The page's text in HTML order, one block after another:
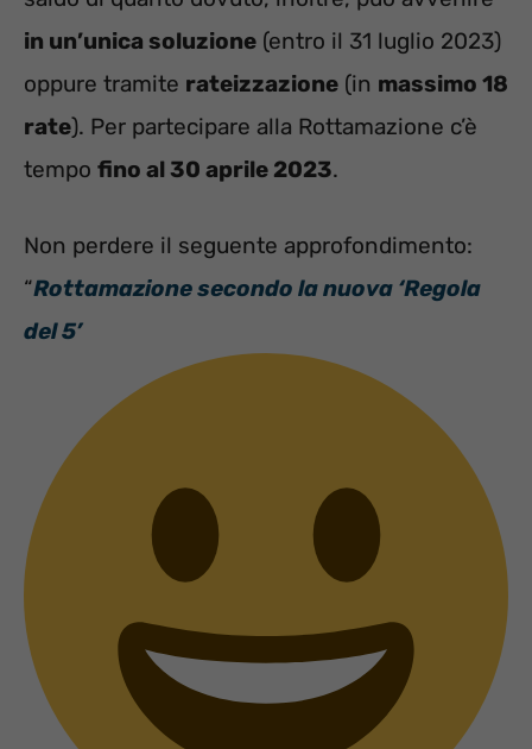
in un’unica soluzione (entro il 31 luglio 2023)
oppure tramite rateizzazione (in massimo 18
rate). Per partecipare alla Rottamazione c’è
tempo fino al 30 aprile 2023.
Non perdere il seguente approfondimento:
“Rottamazione secondo la nuova ‘Regola
del 5’